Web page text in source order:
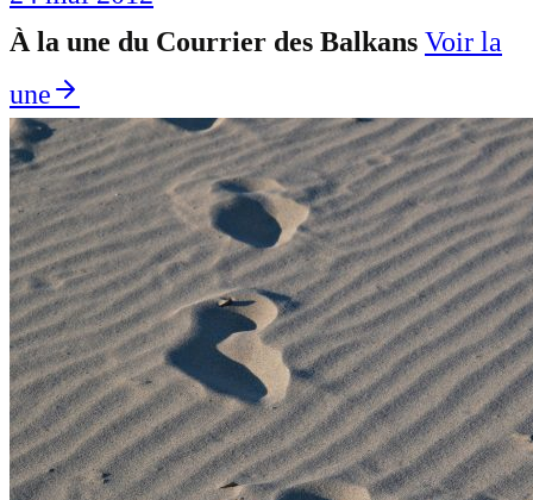
À la une du Courrier des Balkans Voir la
une